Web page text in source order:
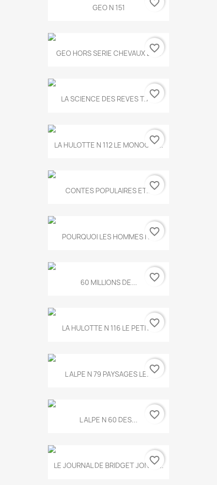
GEO N 151
GEO HORS SERIE CHEVAUX ET...
favorite_border
LA SCIENCE DES REVES T.787
favorite_border
LA HULOTTE N 112 LE MONOCLE...
favorite_border
CONTES POPULAIRES ET...favorite_border
POURQUOI LES HOMMES N...favorite_border
60 MILLIONS DE... favorite_border
LA HULOTTE N 116 LE PETIT...favorite_border
L ALPE N 79 PAYSAGES LE...favorite_border
L ALPE N 60 DES... favorite_border
LE JOURNAL DE BRIDGET JONES...
favorite_border